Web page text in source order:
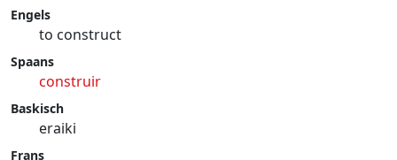
Engels
to construct
Spaans
construir
Baskisch
eraiki
Frans